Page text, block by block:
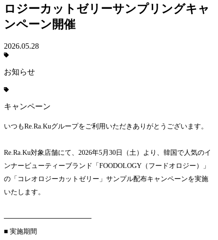
ロジーカットゼリーサンプリングキャ
ンペーン開催
2026.05.28
お知らせ
キャンペーン
いつもRe.Ra.Kuグループをご利用いただきありがとうございます。
Re.Ra.Ku対象店舗にて、2026年5月30日（土）より、韓国で人気のイ
ンナービューティーブランド「FOODOLOGY（フードオロジー）」
の「コレオロジーカットゼリー」サンプル配布キャンペーンを実施
いたします。
──────────────────
■ 実施期間